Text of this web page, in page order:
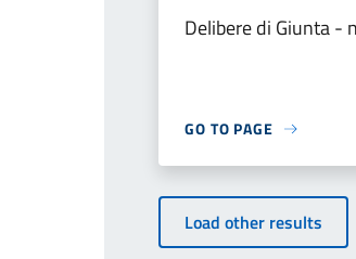
Delibere di Giunta
GO TO PAGE
Load other results